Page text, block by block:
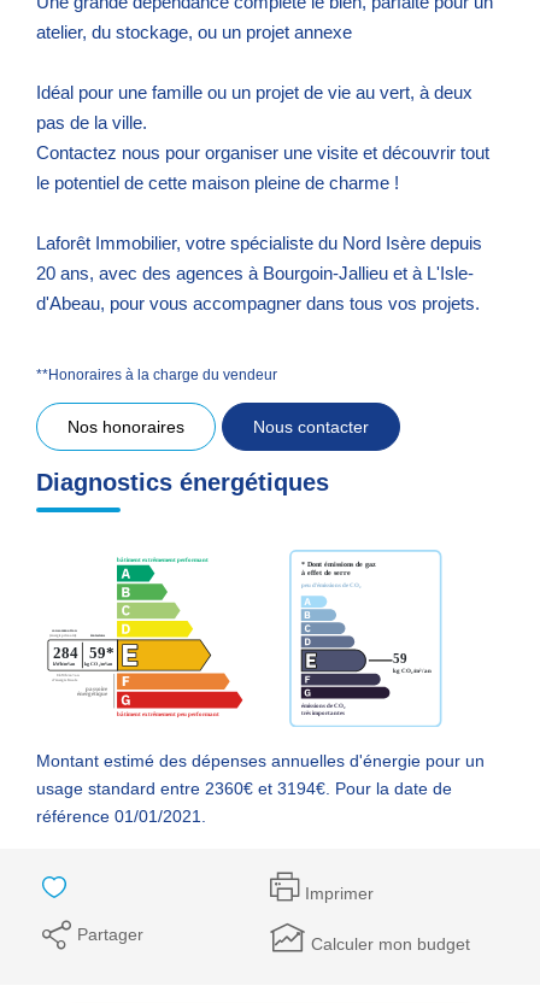
atelier, du stockage, ou un projet annexe
Idéal pour une famille ou un projet de vie au vert, à deux
pas de la ville.
Contactez nous pour organiser une visite et découvrir tout
le potentiel de cette maison pleine de charme !
Laforêt Immobilier, votre spécialiste du Nord Isère depuis
20 ans, avec des agences à Bourgoin-Jallieu et à L'Isle-
d'Abeau, pour vous accompagner dans tous vos projets.
**Honoraires à la charge du vendeur
Nos honoraires Nous contacter
Diagnostics énergétiques
Montant estimé des dépenses annuelles d'énergie pour un
usage standard entre 2360€ et 3194€. Pour la date de
référence 01/01/2021.
Imprimer
Partager Calculer mon budget